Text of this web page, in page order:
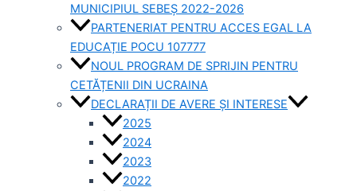
MUNICIPIUL SEBEȘ 2022-2026
PARTENERIAT PENTRU ACCES EGAL LA
EDUCAȚIE POCU 107777
NOUL PROGRAM DE SPRIJIN PENTRU
CETĂȚENII DIN UCRAINA
DECLARAȚII DE AVERE ȘI INTERESE
2025
2024
2023
2022